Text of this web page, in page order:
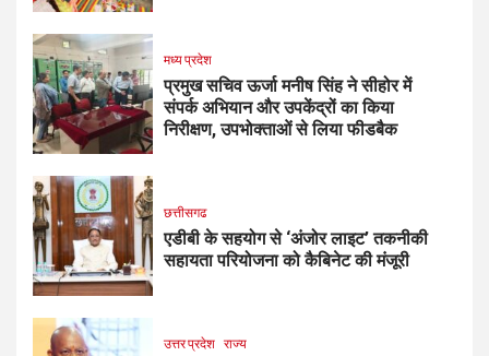
मध्य प्रदेश
प्रमुख सचिव ऊर्जा मनीष सिंह ने सीहोर में
संपर्क अभियान और उपकेंद्रों का किया
निरीक्षण, उपभोक्ताओं से लिया फीडबैक
छत्तीसगढ
एडीबी के सहयोग से ‘अंजोर लाइट’ तकनीकी
सहायता परियोजना को कैबिनेट की मंजूरी
उत्तर प्रदेश राज्य